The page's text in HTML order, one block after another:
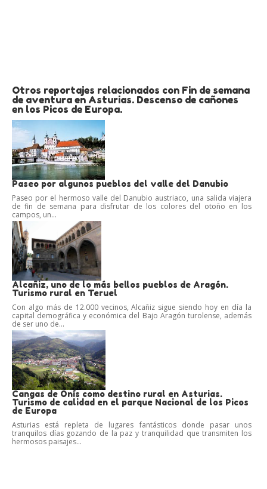
Otros reportajes relacionados con Fin de semana
de aventura en Asturias. Descenso de cañones
en los Picos de Europa.
Paseo por algunos pueblos del valle del Danubio
Paseo por el hermoso valle del Danubio austriaco, una salida viajera
de fin de semana para disfrutar de los colores del otoño en los
campos, un...
Alcañiz, uno de lo más bellos pueblos de Aragón.
Turismo rural en Teruel
Con algo más de 12.000 vecinos, Alcañiz sigue siendo hoy en día la
capital demográfica y económica del Bajo Aragón turolense, además
de ser uno de...
Cangas de Onís como destino rural en Asturias.
Turismo de calidad en el parque Nacional de los Picos
de Europa
Asturias está repleta de lugares fantásticos donde pasar unos
tranquilos días gozando de la paz y tranquilidad que transmiten los
hermosos paisajes...